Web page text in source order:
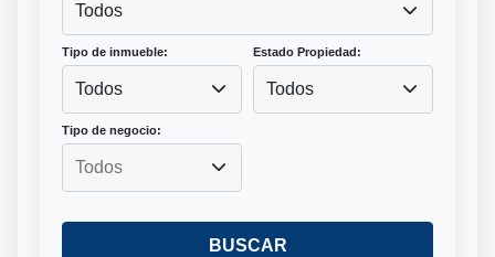
Todos
Tipo de inmueble:
Todos
Estado Propiedad:
Todos
Tipo de negocio:
BUSCAR